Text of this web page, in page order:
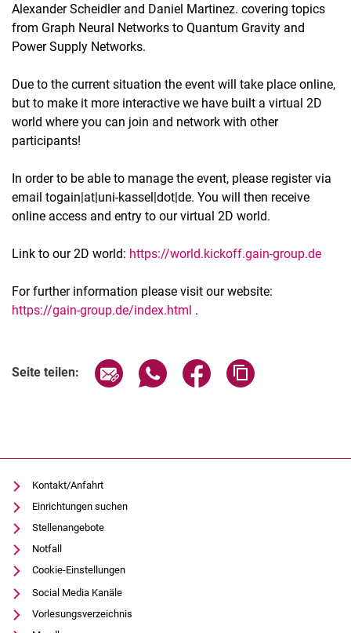
Alexander Scheidler and Daniel Martinez. covering topics
from Graph Neural Networks to Quantum Gravity and
Power Supply Networks.
Due to the current situation the event will take place online,
but to make it more interactive we have built a virtual 2D
world where you can join and network with other
participants!
In order to be able to manage the event, please register via
email togain|at|uni-kassel|dot|de. You will then receive
online access and entry to our virtual 2D world.
Link to our 2D world: https://world.kickoff.gain-group.de
For further information please visit our website:
https://gain-group.de/index.html .
Seite teilen: Seite über E-Mail teilen
Seite über WhatsApp teilen
Seite über Facebook
Kontakt/Anfahrt
Einrichtungen suchen
Stellenangebote
Notfall
Cookie-Einstellungen
Social Media Kanäle
Vorlesungsverzeichnis